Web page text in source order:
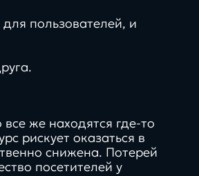
пользователей, и
же находятся где-то
рискует оказаться в
снижена. Потерей
посетителей у